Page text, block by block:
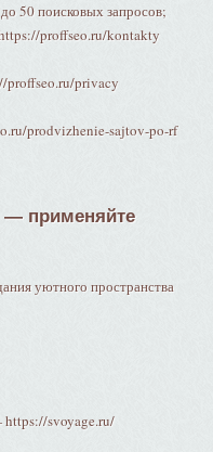
50 поисковых запросов;
proffseo.ru/kontakty
proffseo.ru/privacy
prodvizhenie-sajtov-po-rf
— применяйте
уютного пространства
svoyage.ru/